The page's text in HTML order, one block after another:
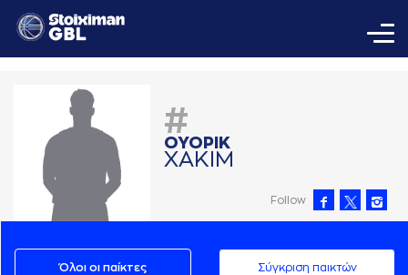
#
ΟΥΟΡΙΚ
ΧAΚΙΜ
Follow
Όλοι οι παίκτες Σύγκριση παικτών